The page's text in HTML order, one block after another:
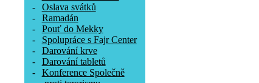
-
Oslava svátků
-
Ramadán
-
Pouť do Mekky
-
Spolupráce s Fajr Center
-
Darování krve
-
Darování tabletů
-
Konference Společně